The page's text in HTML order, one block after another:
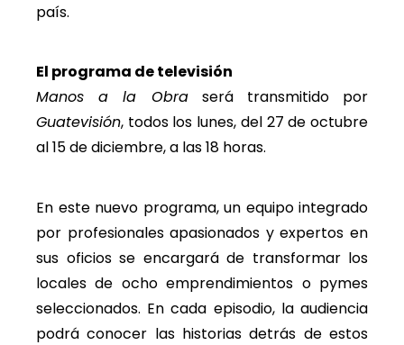
país.
El programa de televisión
Manos a la Obraserá transmitido por
Guatevisión, todos los lunes, del 27 de octubre
al 15 de diciembre, a las 18 horas.
En este nuevo programa, un equipo integrado
por profesionales apasionados y expertos en
sus oficios se encargará de transformar los
locales de ocho emprendimientos o pymes
seleccionados. En cada episodio, la audiencia
podrá conocer las historias detrás de estos